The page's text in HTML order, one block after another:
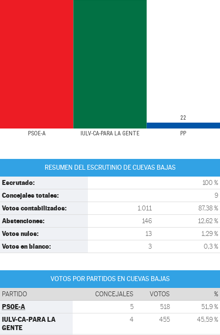
PSOE-A IULV-CA-PARA LA GENTE PP
22
RESUMEN DEL ESCRUTINIO DE CUEVAS BAJAS
Escrutado: 100 %
Concejales totales: 9
Votos contabilizados: 1.011 87,38 %
Abstenciones: 146 12,62 %
Votos nulos: 13 1,29 %
Votos en blanco: 3 0,3 %
VOTOS POR PARTIDOS EN CUEVAS BAJAS
PARTIDO CONCEJALES VOTOS %
PSOE-A 5 518 51,9 %
IULV-CA-PARA LA
GENTE
4 455 45,59 %